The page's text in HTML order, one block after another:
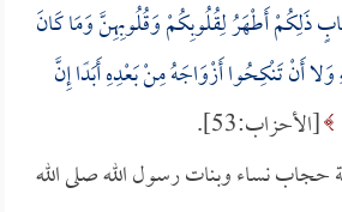
ذَلِكُمْ أَطْهَرُ لِقُلُوبِكُمْ وَقُلُوبِهِنَّ وَمَا كَانَ
أَنْ تَنْكِحُوا أَزْوَاجَهُ مِنْ بَعْدِهِ أَبَدًا إِنَّ
[الأحزاب:53].
حجاب نساء وبنات رسول الله صلى الله